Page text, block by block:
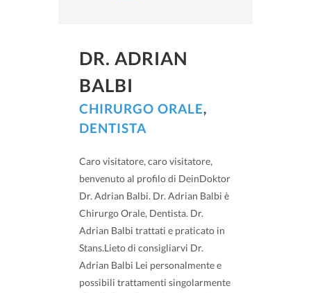
DR. ADRIAN
BALBI
CHIRURGO ORALE,
DENTISTA
Caro visitatore, caro visitatore,
benvenuto al profilo di DeinDoktor
Dr. Adrian Balbi. Dr. Adrian Balbi è
Chirurgo Orale, Dentista. Dr.
Adrian Balbi trattati e praticato in
Stans.Lieto di consigliarvi Dr.
Adrian Balbi Lei personalmente e
possibili trattamenti singolarmente